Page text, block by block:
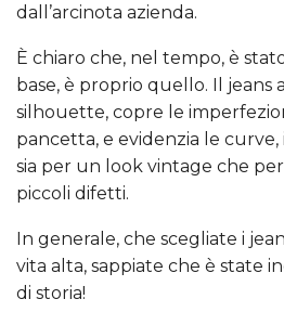
dall’arcinota azienda.
È chiaro che, nel tempo, è
base, è proprio quello. Il jeans
silhouette, copre le
pancetta, e evidenzia le
sia per un look vintage che
piccoli difetti.
In generale, che scegliate i
vita alta, sappiate che è state
di storia!